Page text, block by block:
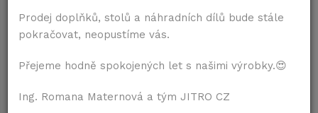
Samostatné podrúčky s topánočkami
Dostupnosť: Dodání do 1 až 8 dní
Prodej doplňků, stolů a náhradních dílů bude stále
pokračovat, neopustíme vás.
Přejeme hodně spokojených let s našimi výrobky.😍
Ing. Romana Maternová a tým JITRO CZ